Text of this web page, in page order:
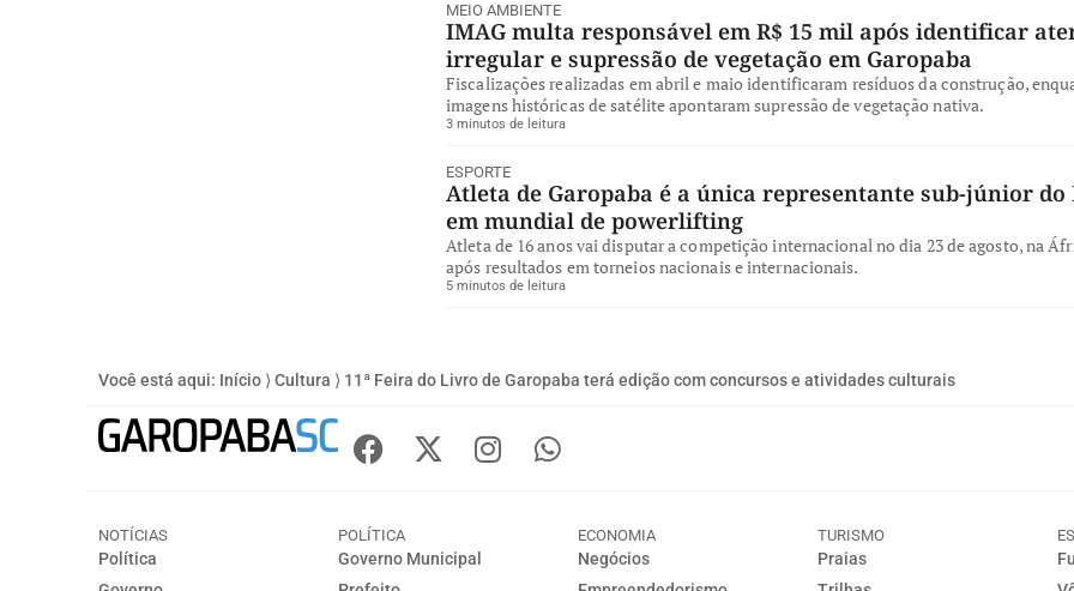
MEIO AMBIENTE
IMAG multa responsável em R$ 15 mil após identificar
irregular e supressão de vegetação em Garopaba
Fiscalizações realizadas em abril e maio identificaram resíduos da construção,
imagens históricas de satélite apontaram supressão de vegetação nativa.
3 minutos de leitura
ESPORTE
Atleta de Garopaba é a única representante sub-júnior do
em mundial de powerlifting
Atleta de 16 anos vai disputar a competição internacional no dia 23 de agosto, na
após resultados em torneios nacionais e internacionais.
5 minutos de leitura
Você está aqui: Início ⟩ Cultura ⟩ 11ª Feira do Livro de Garopaba terá edição com concursos e atividades culturais
NOTÍCIAS
Política
POLÍTICA
Governo Municipal
ECONOMIA
Negócios
TURISMO
Praias